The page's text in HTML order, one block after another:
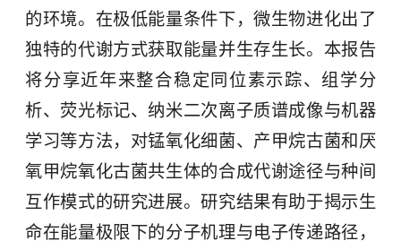
的环境。在极低能量条件下，微生物进化出了
独特的代谢方式获取能量并生存生长。本报告
将分享近年来整合稳定同位素示踪、组学分
析、荧光标记、纳米二次离子质谱成像与机器
学习等方法，对锰氧化细菌、产甲烷古菌和厌
氧甲烷氧化古菌共生体的合成代谢途径与种间
互作模式的研究进展。研究结果有助于揭示生
命在能量极限下的分子机理与电子传递路径，